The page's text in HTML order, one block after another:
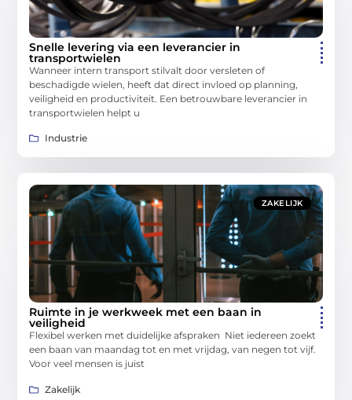
Snelle levering via een leverancier in
transportwielen
Wanneer intern transport stilvalt door versleten of
beschadigde wielen, heeft dat direct invloed op planning,
veiligheid en productiviteit. Een betrouwbare leverancier in
transportwielen helpt u
Industrie
ZAKELIJK
Ruimte in je werkweek met een baan in
veiligheid
Flexibel werken met duidelijke afspraken Niet iedereen zoekt
een baan van maandag tot en met vrijdag, van negen tot vijf.
Voor veel mensen is juist
Zakelijk